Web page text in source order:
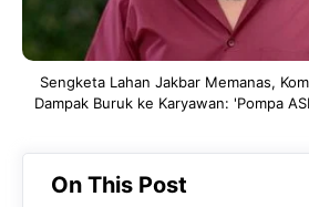
Sengketa Lahan Jakbar Memanas,
Dampak Buruk ke Karyawan: 'Pompa
On This Post